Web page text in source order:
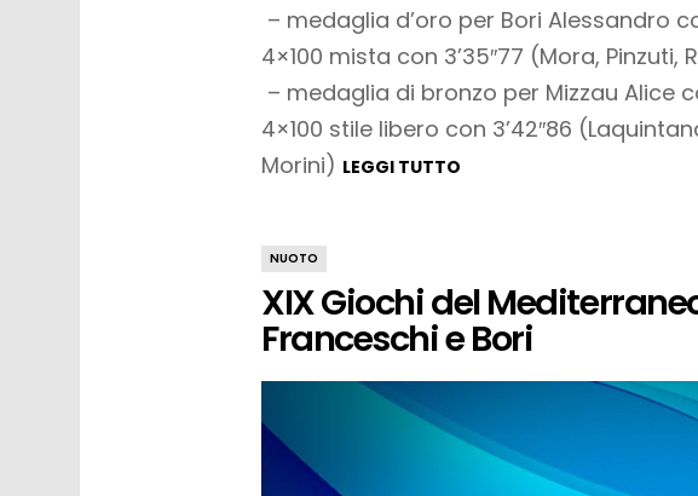
– medaglia d’oro per Bori Alessandro
4×100 mista con 3’35″77 (Mora, Pinzuti,
– medaglia di bronzo per Mizzau Alice
4×100 stile libero con 3’42″86
Morini) LEGGI TUTTO
NUOTO
XIX Giochi del
Franceschi e Bori